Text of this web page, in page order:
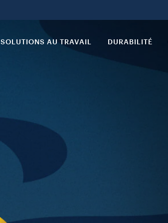
SOLUTIONS AU TRAVAIL DURABILITÉ